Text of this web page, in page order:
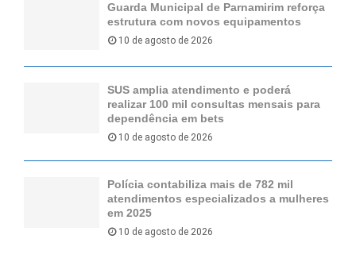
Guarda Municipal de Parnamirim reforça
estrutura com novos equipamentos
10 de agosto de 2026
SUS amplia atendimento e poderá
realizar 100 mil consultas mensais para
dependência em bets
10 de agosto de 2026
Polícia contabiliza mais de 782 mil
atendimentos especializados a mulheres
em 2025
10 de agosto de 2026